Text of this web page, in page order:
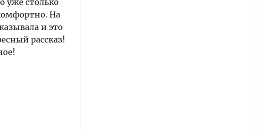
уже столько
На
и это
рассказ!